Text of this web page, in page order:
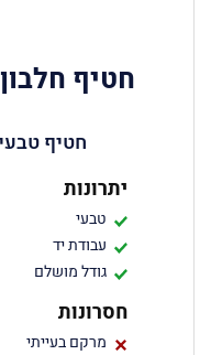
חטיף
יתרונות
טבעי
עבודת יד
גודל מושלם
חסרונות
מרקם בעייתי